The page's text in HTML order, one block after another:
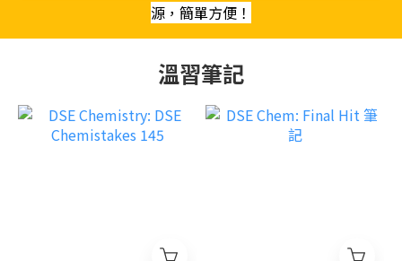
源，簡單方便！
溫習筆記